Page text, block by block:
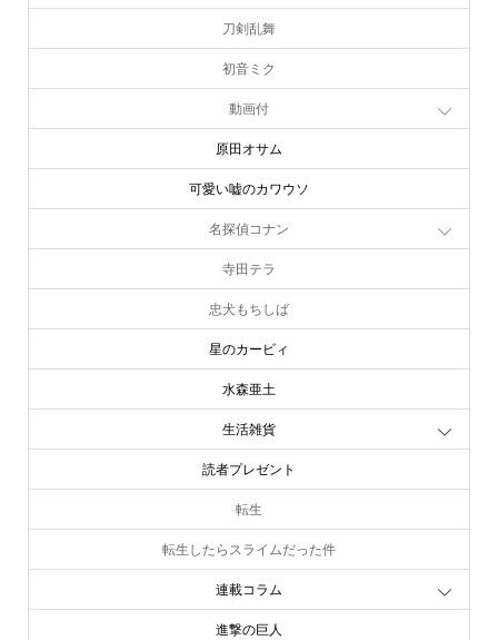
刀剣乱舞
初音ミク
動画付
原田オサム
可愛い嘘のカワウソ
名探偵コナン
寺田テラ
忠犬もちしば
星のカービィ
水森亜土
生活雑貨
読者プレゼント
転生
転生したらスライムだった件
連載コラム
進撃の巨人